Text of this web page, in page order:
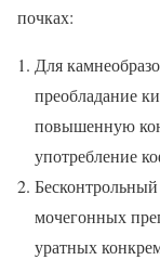
почках:
Для
преобладание
повышенную
употребление
мочегонных
уратных